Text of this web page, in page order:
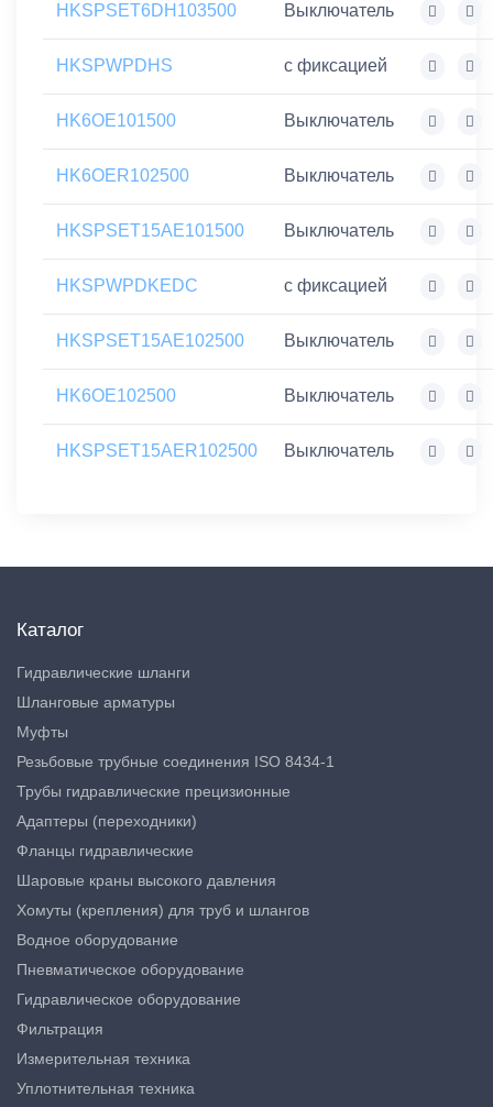
HKSPSET6DH103500 Выключатель
HKSPWPDHS с фиксацией
HK6OE101500 Выключатель
HK6OER102500 Выключатель
HKSPSET15AE101500 Выключатель
HKSPWPDKEDC с фиксацией
HKSPSET15AE102500 Выключатель
HK6OE102500 Выключатель
HKSPSET15AER102500 Выключатель
Каталог
Гидравлические шланги
Шланговые арматуры
Муфты
Резьбовые трубные соединения ISO 8434-1
Трубы гидравлические прецизионные
Адаптеры (переходники)
Фланцы гидравлические
Шаровые краны высокого давления
Хомуты (крепления) для труб и шлангов
Водное оборудование
Пневматическое оборудование
Гидравлическое оборудование
Фильтрация
Измерительная техника
Уплотнительная техника